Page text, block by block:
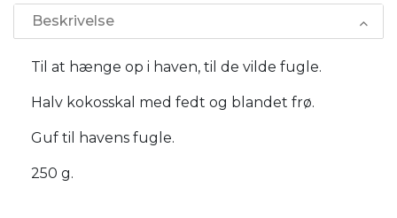
Beskrivelse
Til at hænge op i haven, til de vilde fugle.
Halv kokosskal med fedt og blandet frø.
Guf til havens fugle.
250 g.